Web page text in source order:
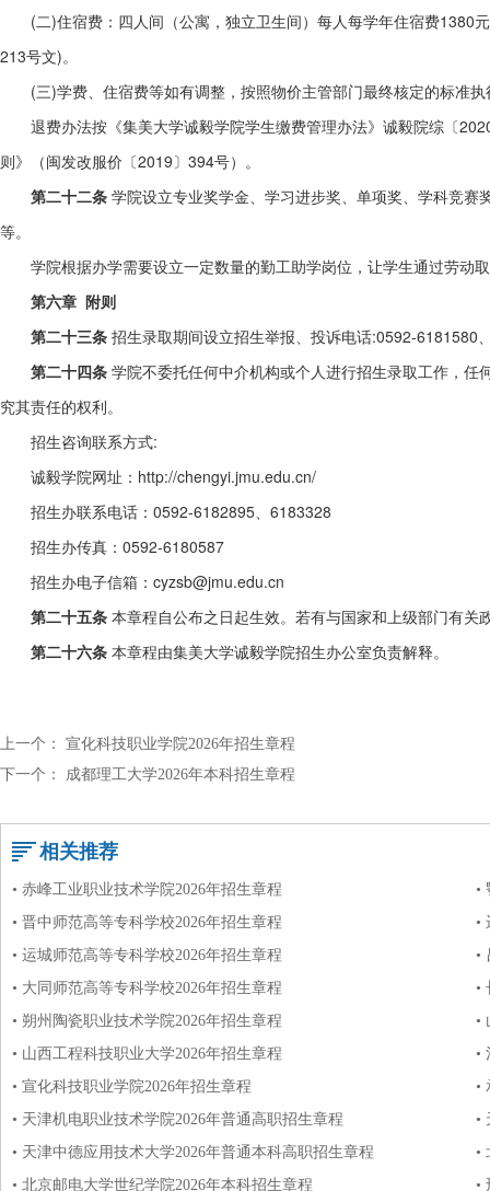
(二)住宿费：四人间（公寓，独立卫生间）每人每学年住宿费1380
213号文)。
(三)学费、住宿费等如有调整，按照物价主管部门最终核定的标准执
退费办法按《集美大学诚毅学院学生缴费管理办法》诚毅院综〔
则》（闽发改服价〔2019〕394号）。
第二十二条 学院设立专业奖学金、学习进步奖、单项奖、学科竞
等。
学院根据办学需要设立一定数量的勤工助学岗位，让学生通过劳动
第六章 附则
第二十三条 招生录取期间设立招生举报、投诉电话:0592-6181580
第二十四条 学院不委托任何中介机构或个人进行招生录取工作，
究其责任的权利。
招生咨询联系方式:
诚毅学院网址：http://chengyi.jmu.edu.cn/
招生办联系电话：0592-6182895、6183328
招生办传真：0592-6180587
招生办电子信箱：cyzsb@jmu.edu.cn
第二十五条 本章程自公布之日起生效。若有与国家和上级部门有
第二十六条 本章程由集美大学诚毅学院招生办公室负责解释。
上一个： 宣化科技职业学院2026年招生章程
下一个： 成都理工大学2026年本科招生章程
相关推荐
• 赤峰工业职业技术学院2026年招生章程
•
• 晋中师范高等专科学校2026年招生章程
•
• 运城师范高等专科学校2026年招生章程
•
• 大同师范高等专科学校2026年招生章程
•
• 朔州陶瓷职业技术学院2026年招生章程
•
• 山西工程科技职业大学2026年招生章程
•
• 宣化科技职业学院2026年招生章程
•
• 天津机电职业技术学院2026年普通高职招生章程
•
• 天津中德应用技术大学2026年普通本科高职招生章程
•
• 北京邮电大学世纪学院2026年本科招生章程
•